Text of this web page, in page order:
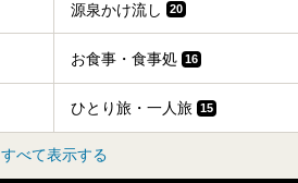
源泉かけ流し 20
お食事・食事処 16
ひとり旅・一人旅 15
すべて表示する